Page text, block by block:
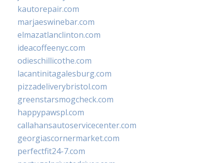
kautorepair.com
marjaeswinebar.com
elmazatlanclinton.com
ideacoffeenyc.com
odieschillicothe.com
lacantinitagalesburg.com
pizzadeliverybristol.com
greenstarsmogcheck.com
happypawspl.com
callahansautoservicecenter.com
georgiascornermarket.com
perfectfit24-7.com